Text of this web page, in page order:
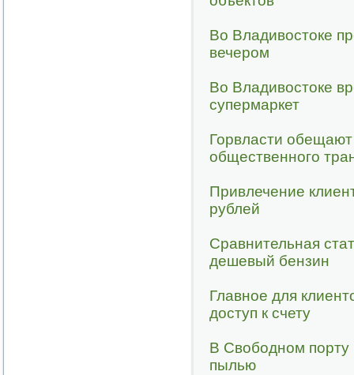
Во Владивостоке
вечером
Во Владивостоке
супермаркет
Горвласти
общественного
Привлечение
рублей
Сравнительная
дешевый бензин
Главное для
доступ к счету
В Свободном порту
пылью